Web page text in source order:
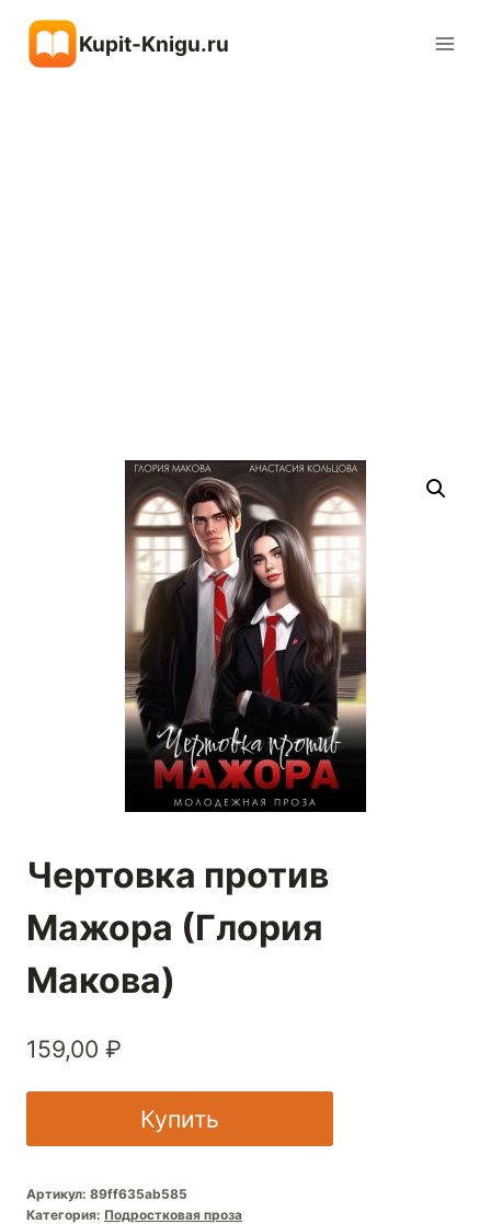
содержимому
Kupit-Knigu.ru
Чертовка против
Мажора (Глория
Макова)
159,00 ₽
Купить
Артикул: 89ff635ab585
Категория: Подростковая проза